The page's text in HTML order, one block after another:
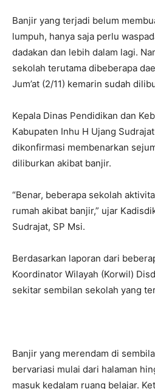
Banjir yang terjadi belum
lumpuh, hanya saja perlu
dadakan dan lebih dalam lagi.
sekolah terutama dibeberapa
Jum’at (2/11) kemarin sudah
Kepala Dinas Pendidikan dan
Kabupaten Inhu H Ujang
dikonfirmasi membenarkan
diliburkan akibat banjir.
“Benar, beberapa sekolah
rumah akibat banjir,” ujar
Sudrajat, SP Msi.
Berdasarkan laporan dari
Koordinator Wilayah (Korwil)
sekitar sembilan sekolah yang
Banjir yang merendam di
bervariasi mulai dari halaman
masuk kedalam ruang belajar.